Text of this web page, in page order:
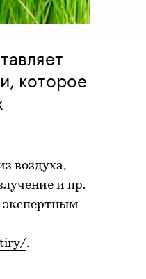
которое
воздуха,
и пр.
экспертным
.